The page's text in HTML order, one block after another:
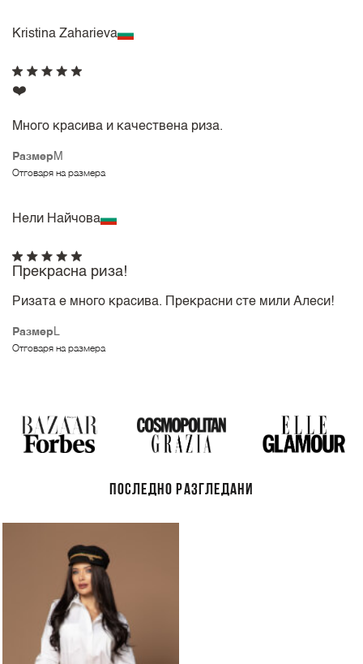
Kristina Zaharieva
Размер M
Отговаря на размера
❤️
Много красива и качествена риза.
Нели Найчова
Размер L
Отговаря на размера
Прекрасна риза!
Ризата е много красива. Прекрасни сте мили Алеси!
ПОСЛЕДНО РАЗГЛЕДАНИ